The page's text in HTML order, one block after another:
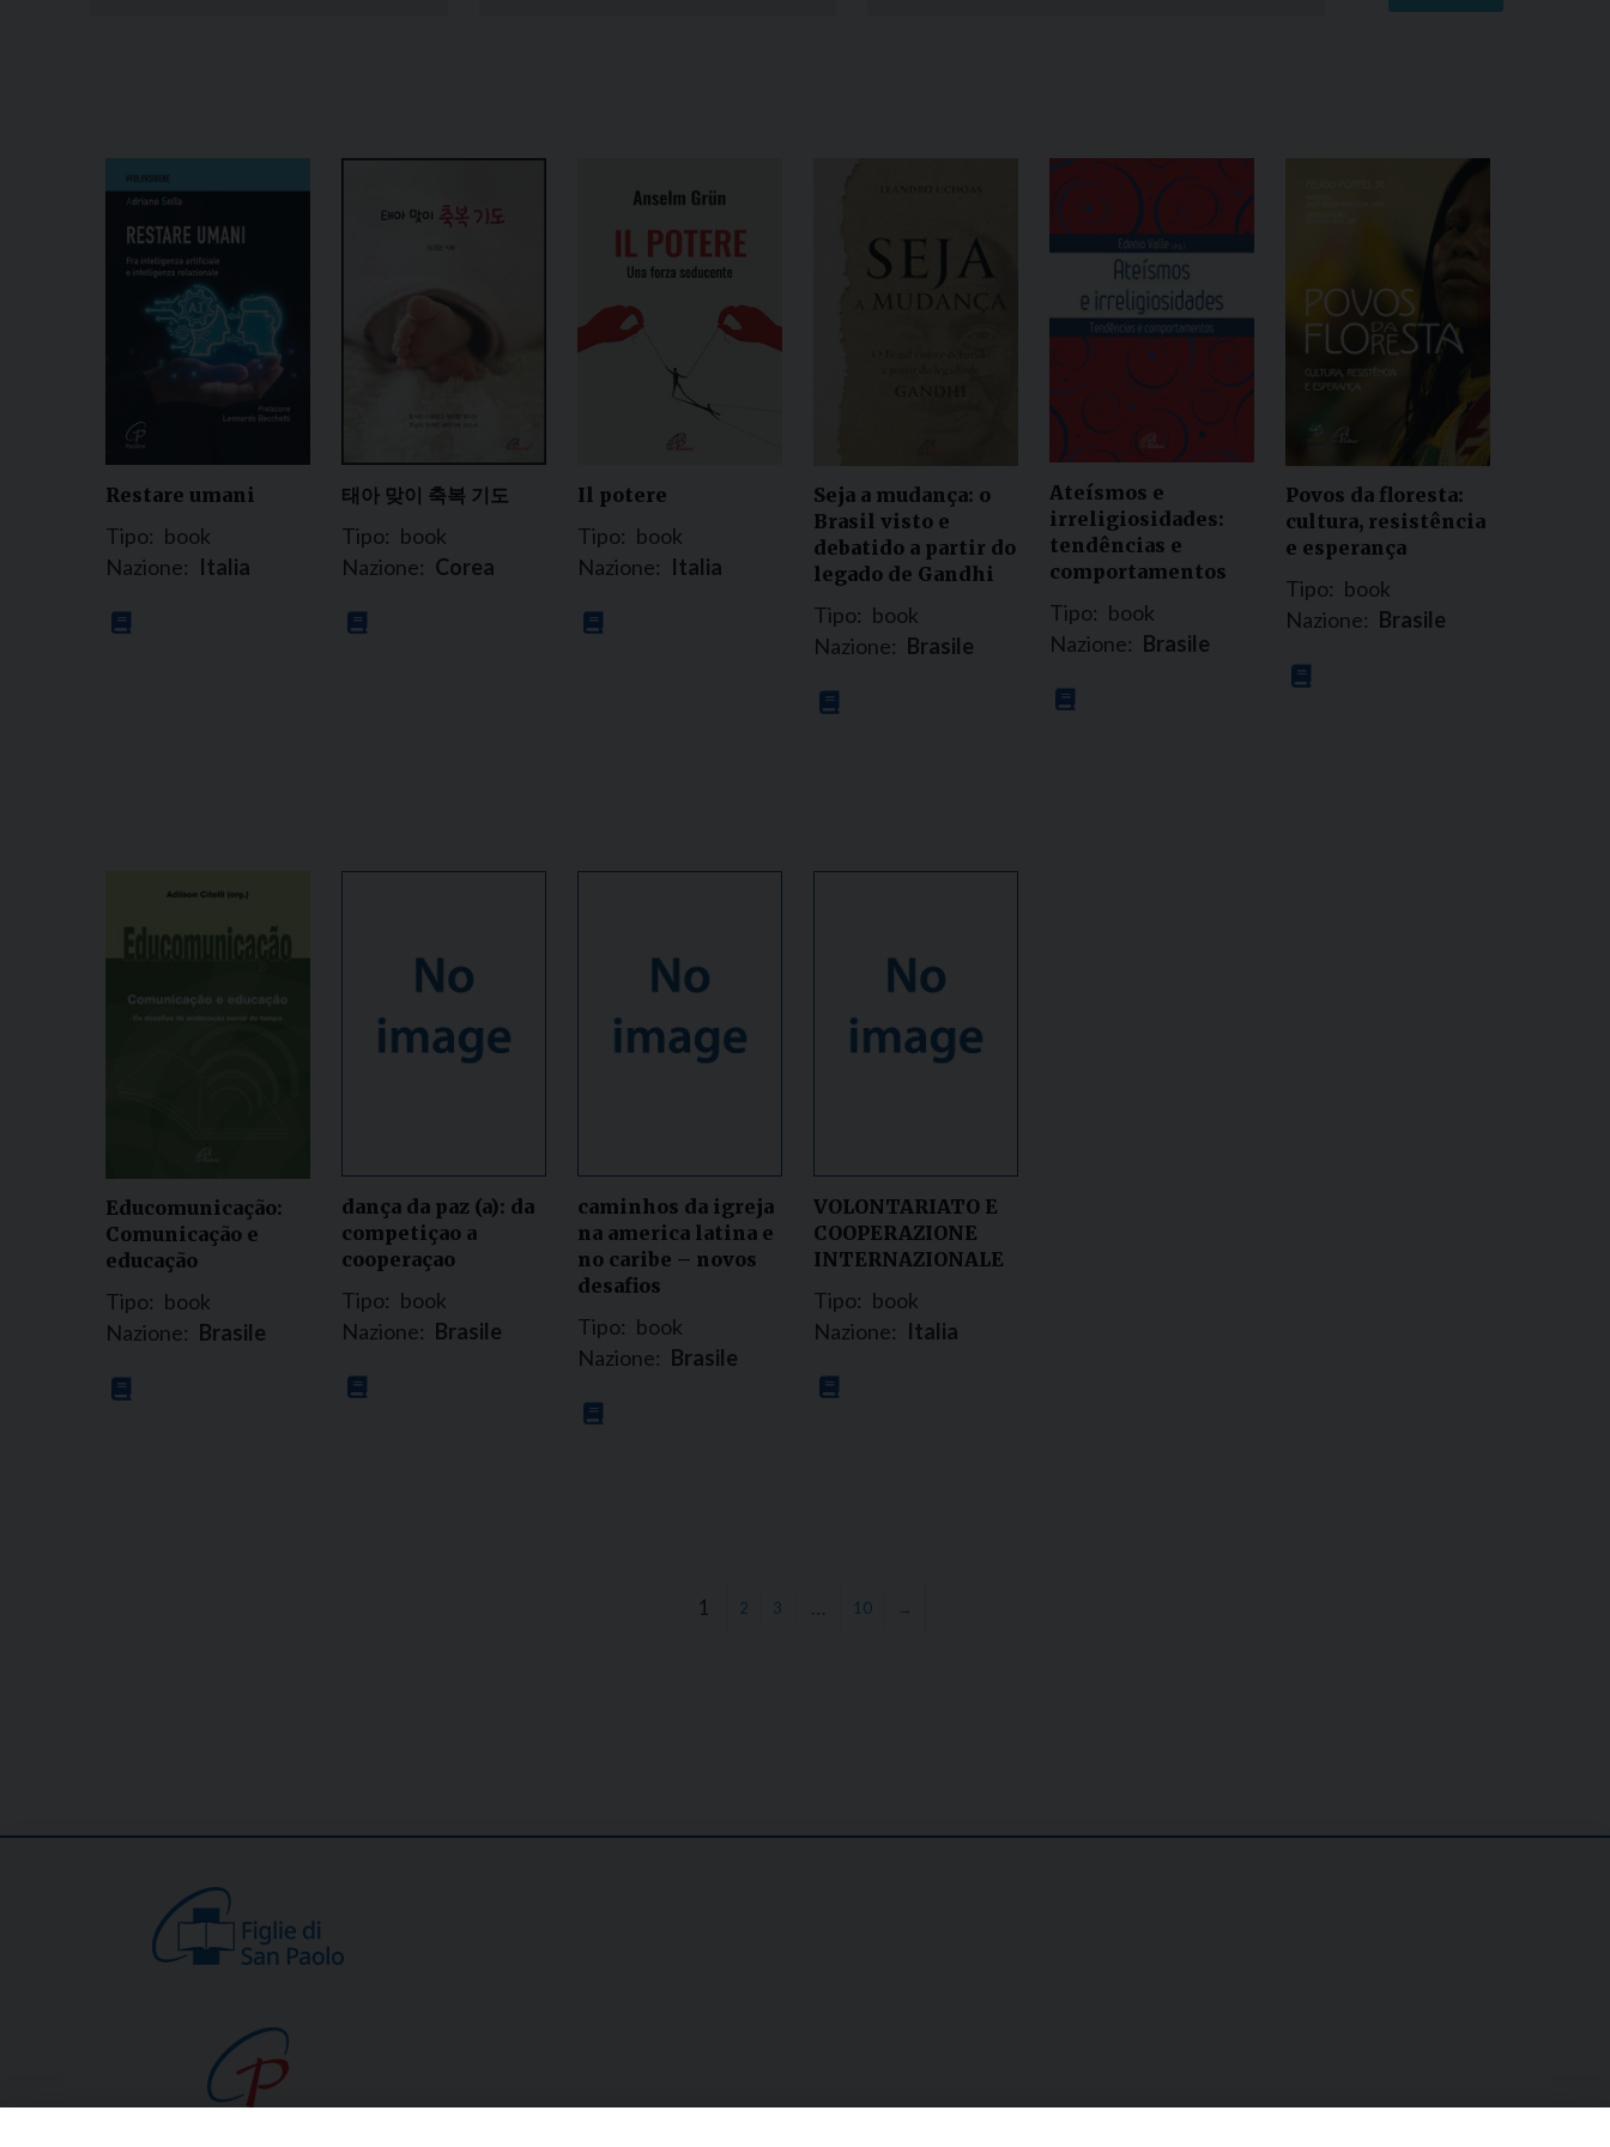
Restare umani
Tipo: book
Nazione: Italia
태아 맞이 축복 기도
Tipo: book
Nazione: Corea
Il potere
Tipo: book
Nazione: Italia
Seja a mudança: o
Brasil visto e
debatido a partir do
legado de Gandhi
Tipo: book
Nazione: Brasile
Ateísmos e
irreligiosidades:
tendências e
comportamentos
Tipo: book
Nazione: Brasile
Povos da floresta:
cultura, resistência
e esperança
Tipo: book
Nazione: Brasile
Educomunicação:
Comunicação e
educação
Tipo: book
Nazione: Brasile
dança da paz (a): da
competiçao a
cooperaçao
Tipo: book
Nazione: Brasile
caminhos da igreja
na america latina e
no caribe – novos
desafios
Tipo: book
Nazione: Brasile
VOLONTARIATO E
COOPERAZIONE
INTERNAZIONALE
Tipo: book
Nazione: Italia
1 2 3 … 10 →